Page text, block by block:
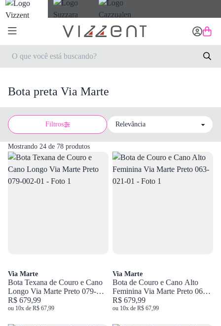
Bota preta Via Marte
Filtros
Sort by
Mostrando 24 de 78 produtos
Via Marte
Bota Texana de Couro e Cano
Longo Via Marte Preto 079-
002-01
R$ 679,99
ou 10x de R$ 67,99
Via Marte
Bota de Couro e Cano Alto
Feminina Via Marte Preto 063-
021-01
R$ 679,99
ou 10x de R$ 67,99